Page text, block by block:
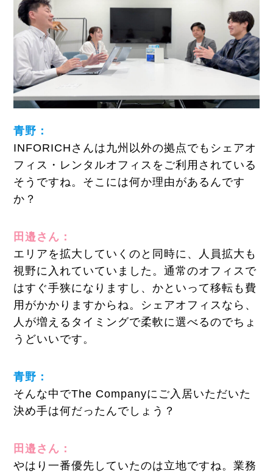
青野：
INFORICHさんは九州以外の拠点でもシェアオ
フィス・レンタルオフィスをご利用されている
そうですね。そこには何か理由があるんです
か？
田邉さん：
エリアを拡大していくのと同時に、人員拡大も
視野に入れていていました。通常のオフィスで
はすぐ手狭になりますし、かといって移転も費
用がかかりますからね。シェアオフィスなら、
人が増えるタイミングで柔軟に選べるのでちょ
うどいいです。
青野：
そんな中でThe Companyにご入居いただいた
決め手は何だったんでしょう？
田邉さん：
やはり一番優先していたのは立地ですね。業務